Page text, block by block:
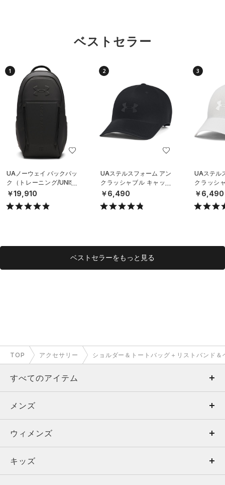
ベストセラー
1
UAノーウェイ バックパッ
ク（トレーニング/UNISE
X）
￥19,910
2
UAステルスフォーム アン
クラッシャブル キャップ
（ライフスタイル/UNISE
￥6,490
3
UAステル
クラッシ
（ライフ
￥6,490
ベストセラーをもっと見る
TOP アクセサリー ショルダー＆トートバッグ＋リストバンド＆
すべてのアイテム
メンズ
ウィメンズ
キッズ
メンズ
トップス
ボトムス
ウィメンズ
トップス
キッズ